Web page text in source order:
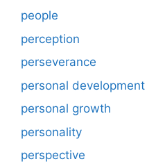
people
perception
perseverance
personal development
personal growth
personality
perspective